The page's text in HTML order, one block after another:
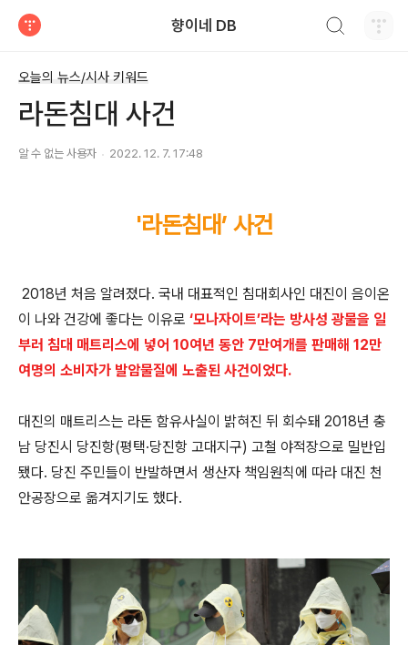
향이네 DB
오늘의 뉴스/시사 키워드
라돈침대 사건
알 수 없는 사용자 2022. 12. 7. 17:48
'라돈침대’ 사건
2018년 처음 알려졌다. 국내 대표적인 침대회사인 대진이 음이온
이 나와 건강에 좋다는 이유로 ‘모나자이트’라는 방사성 광물을 일
부러 침대 매트리스에 넣어 10여년 동안 7만여개를 판매해 12만
여명의 소비자가 발암물질에 노출된 사건이었다.
대진의 매트리스는 라돈 함유사실이 밝혀진 뒤 회수돼 2018년 충
남 당진시 당진항(평택·당진항 고대지구) 고철 야적장으로 밀반입
됐다. 당진 주민들이 반발하면서 생산자 책임원칙에 따라 대진 천
안공장으로 옮겨지기도 했다.